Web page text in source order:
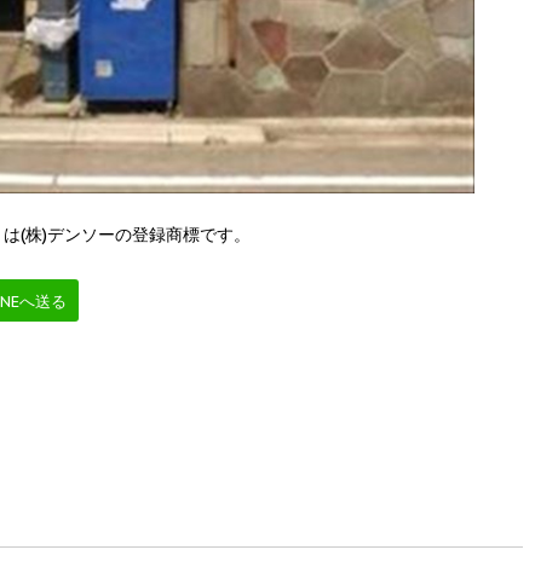
(株)デンソーの登録商標です。
へ送る